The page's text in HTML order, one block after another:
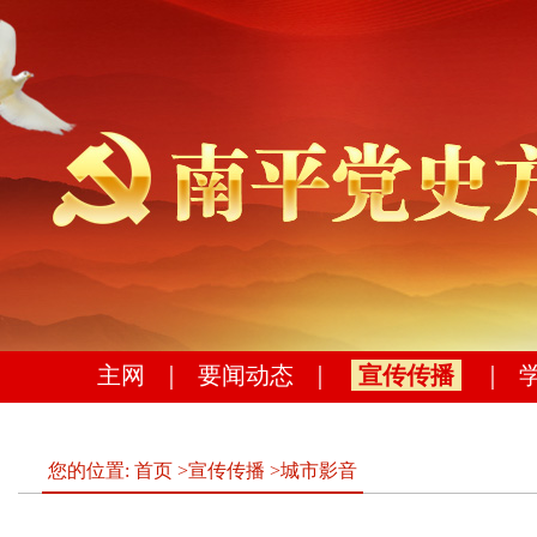
主网 要闻动态 宣传传播
您的位置: 首页 >宣传传播 >城市影音